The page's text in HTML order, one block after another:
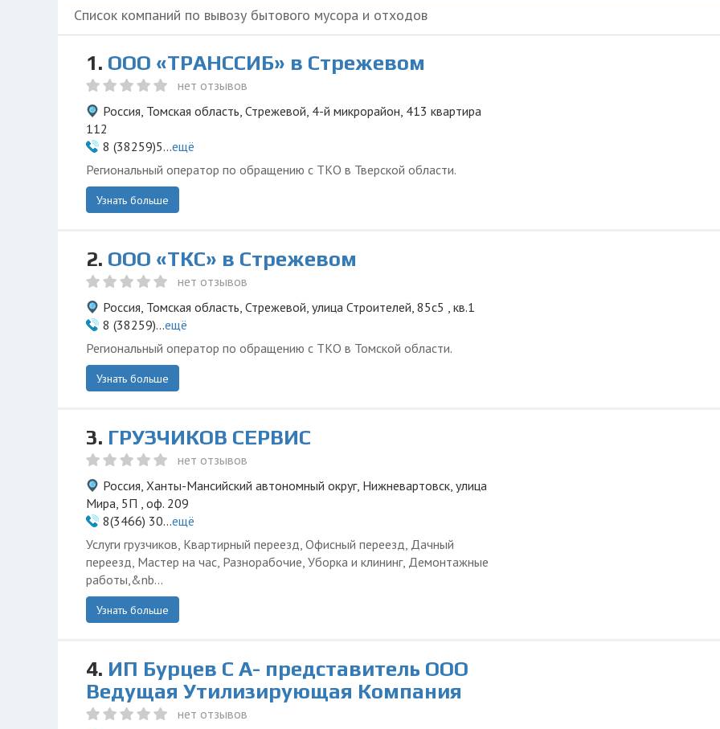
Список компаний по вывозу бытового мусора и отходов
1. ООО «ТРАНССИБ» в Стрежевом
нет отзывов
Россия, Томская область, Стрежевой, 4-й микрорайон, 413 квартира
112
8 (38259)5...ещё
Региональный оператор по обращению с ТКО в Тверской области.
Узнать больше
2. ООО «ТКС» в Стрежевом
нет отзывов
Россия, Томская область, Стрежевой, улица Строителей, 85с5 , кв.1
8 (38259)...ещё
Региональный оператор по обращению с ТКО в Томской области.
Узнать больше
3. ГРУЗЧИКОВ СЕРВИС
нет отзывов
Россия, Ханты-Мансийский автономный округ, Нижневартовск, улица
Мира, 5П , оф. 209
8(3466) 30...ещё
Услуги грузчиков, Квартирный переезд, Офисный переезд, Дачный
переезд, Мастер на час, Разнорабочие, Уборка и клининг, Демонтажные
работы,&nb...
Узнать больше
4. ИП Бурцев С А- представитель ООО
Ведущая Утилизирующая Компания
нет отзывов